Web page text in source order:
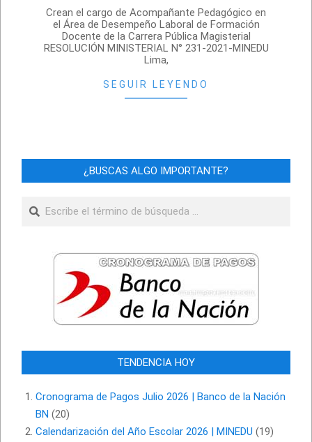
06-
Crean el cargo de Acompañante Pedagógico en
el Área de Desempeño Laboral de Formación
Docente de la Carrera Pública Magisterial
RESOLUCIÓN MINISTERIAL N° 231-2021-MINEDU
Lima,
SEGUIR LEYENDO
¿BUSCAS ALGO IMPORTANTE?
Buscar
TENDENCIA HOY
Cronograma de Pagos Julio 2026 | Banco de la Nación
BN (20)
Calendarización del Año Escolar 2026 | MINEDU (19)